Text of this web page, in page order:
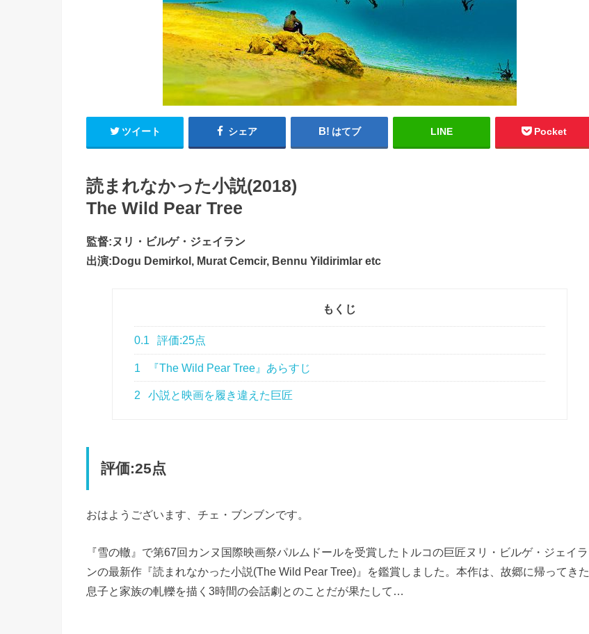
ツイート シェア はてブ LINE Pocket
読まれなかった小説(2018)
The Wild Pear Tree
監督:ヌリ・ビルゲ・ジェイラン
出演:Dogu Demirkol, Murat Cemcir, Bennu Yildirimlar etc
もくじ
0.1 評価:25点
1 『The Wild Pear Tree』あらすじ
2 小説と映画を履き違えた巨匠
評価:25点
おはようございます、チェ・ブンブンです。
『雪の轍』で第67回カンヌ国際映画祭パルムドールを受賞したトルコの巨匠ヌリ・ビルゲ・ジェイラ
ンの最新作『読まれなかった小説(The Wild Pear Tree)』を鑑賞しました。本作は、故郷に帰ってきた
息子と家族の軋轢を描く3時間の会話劇とのことだが果たして…